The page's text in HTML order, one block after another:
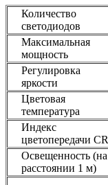
Количество
светодиодов
Максимальная
мощность
Регулировка
яркости
Цветовая
температура
Индекс
цветопередачи
Освещенность (на
расстоянии 1 м)